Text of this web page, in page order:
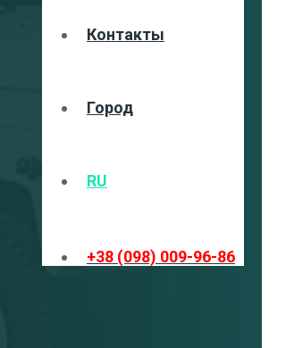
Контакты
Город
RU
+38 (098) 009-96-86